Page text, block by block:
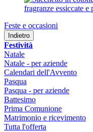
Feste e occasioni
Indietro
Festività
Natale
Natale - per aziende
Calendari dell'Avvento
Pasqua
Pasqua - per aziende
Battesimo
Prima Comunione
Matrimonio e ricevimento
Tutta l'offerta